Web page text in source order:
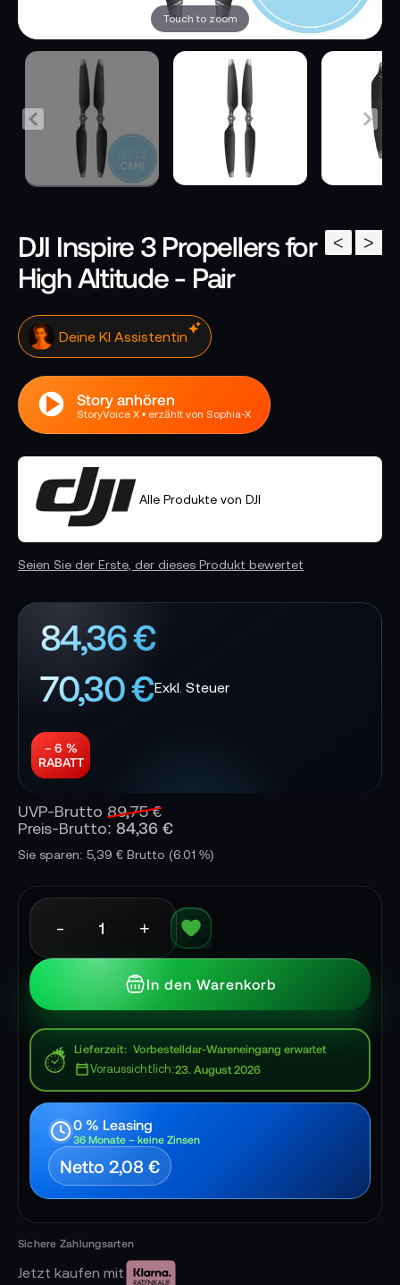
Touch to zoom
>
<
DJI Inspire 3 Propellers for
High Altitude - Pair
Deine KI Assistentin
Story anhören
StoryVoice X • erzählt von Sophia-X
Alle Produkte von DJI
Seien Sie der Erste, der dieses Produkt bewertet
84,36 €
70,30 €
− 6 %
RABATT
UVP-Brutto 89,75 €
Preis-Brutto: 84,36 €
Sie sparen: 5,39 € Brutto (6.01 %)
- +
In den Warenkorb
Lieferzeit Vorbestelldar-Wareneingang erwartet
Voraussichtlich:23. August 2026
0 % Leasing
36 Monate – keine Zinsen
Netto 2,08 €
Jetzt kaufen mit